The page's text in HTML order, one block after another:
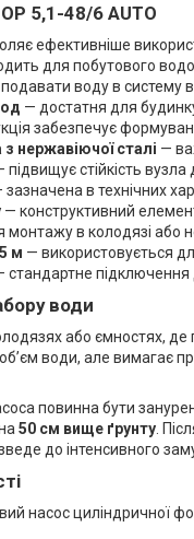
5,1-48/6 AUTO
ефективніше
для побутового
воду в систему
— достатня для
забезпечує
нержавіючої сталі —
підвищує стійкість
зазначена в технічних
— конструктивний
в колодязі або
м — використовується
стандартне
води
або ємностях,
води, але вимагає
повинна бути
50 см вище ґрунту .
до інтенсивного
насос циліндричної